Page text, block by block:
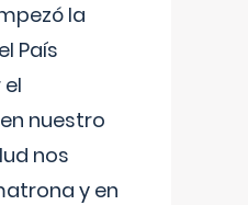
la
País
nuestro
nos
y en